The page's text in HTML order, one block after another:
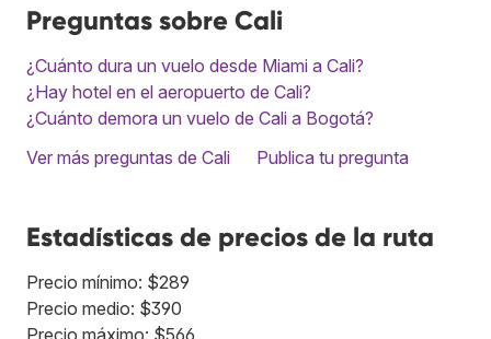
Preguntas sobre Cali
¿Cuánto dura un vuelo desde Miami a Cali?
¿Hay hotel en el aeropuerto de Cali?
¿Cuánto demora un vuelo de Cali a Bogotá?
Ver más preguntas de Cali
Publica tu pregunta
Estadísticas de precios de la ruta
Precio mínimo: $289
Precio medio: $390
Precio máximo: $566